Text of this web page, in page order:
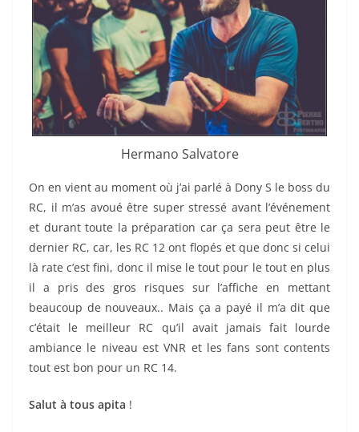
Hermano Salvatore
On en vient au moment où j’ai parlé à Dony S le boss du
RC, il m’as avoué être super stressé avant l’événement
et durant toute la préparation car ça sera peut être le
dernier RC, car, les RC 12 ont flopés et que donc si celui
là rate c’est fini, donc il mise le tout pour le tout en plus
il a pris des gros risques sur l’affiche en mettant
beaucoup de nouveaux.. Mais ça a payé il m’a dit que
c’était le meilleur RC qu’il avait jamais fait lourde
ambiance le niveau est VNR et les fans sont contents
tout est bon pour un RC 14.
Salut à tous apita !